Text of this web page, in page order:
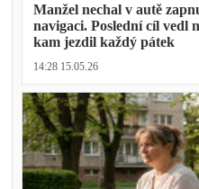
Manžel nechal v autě
navigaci. Poslední cíl vedl
kam jezdil každý pátek
14:28 15.05.26